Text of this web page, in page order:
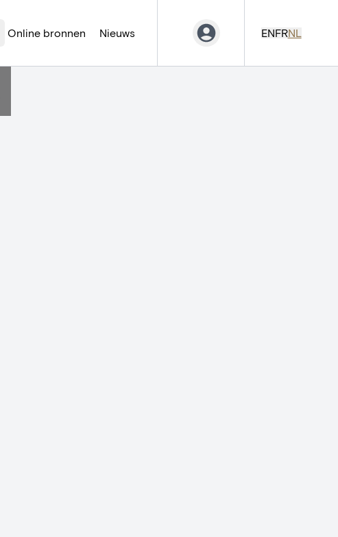
Online bronnen Nieuws ENFRNL